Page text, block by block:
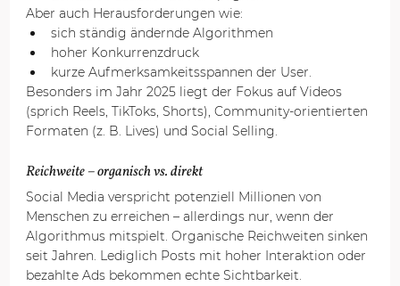
Aber auch Herausforderungen wie:
sich ständig ändernde Algorithmen
hoher Konkurrenzdruck
kurze Aufmerksamkeitsspannen der User.
Besonders im Jahr 2025 liegt der Fokus auf Videos
(sprich Reels, TikToks, Shorts), Community-orientierten
Formaten (z. B. Lives) und Social Selling.
Reichweite – organisch vs. direkt
Social Media verspricht potenziell Millionen von
Menschen zu erreichen – allerdings nur, wenn der
Algorithmus mitspielt. Organische Reichweiten sinken
seit Jahren. Lediglich Posts mit hoher Interaktion oder
bezahlte Ads bekommen echte Sichtbarkeit.